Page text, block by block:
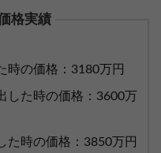
格実績
時の価格：3180万円
した時の価格：3600万
た時の価格：3850万円